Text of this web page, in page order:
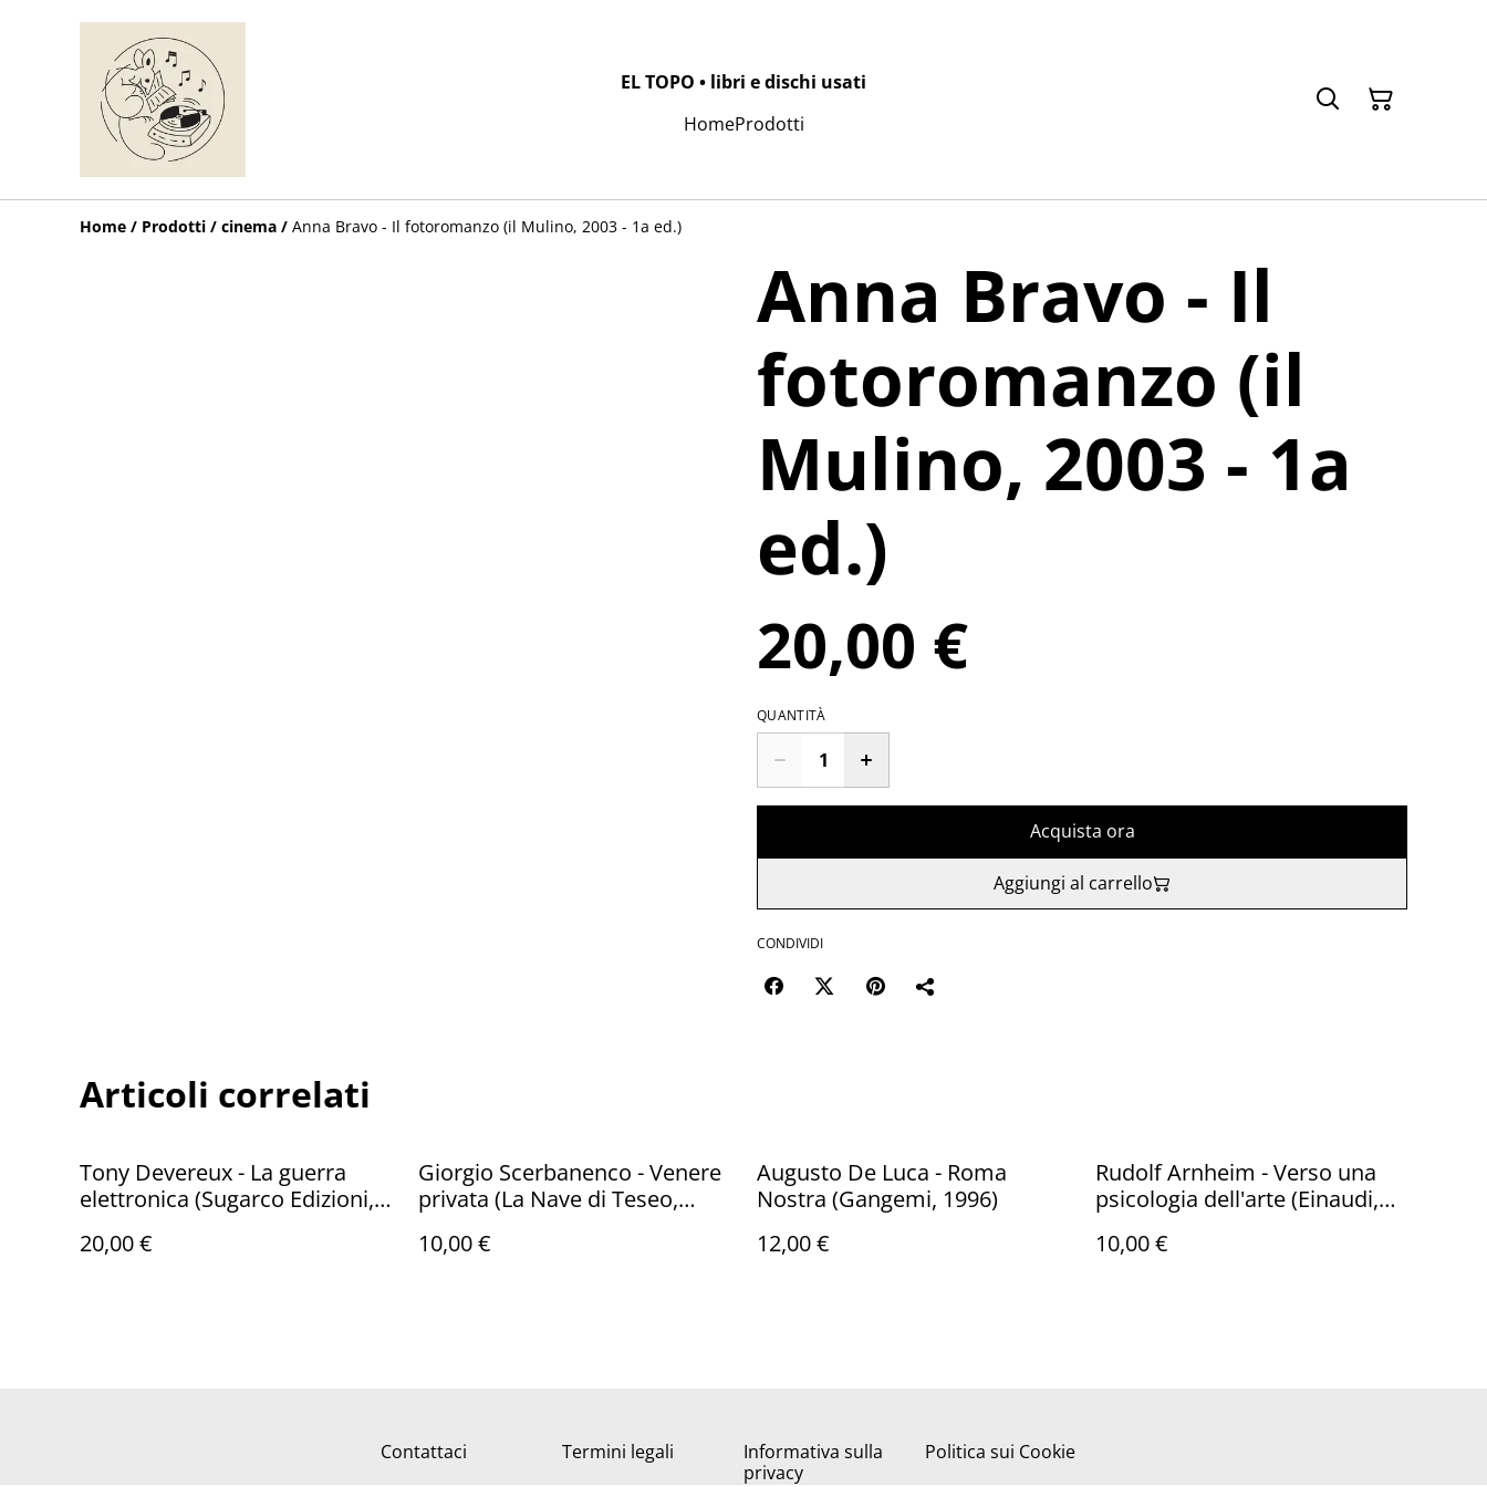
EL TOPO • libri e dischi usati
HomeProdotti
Home / Prodotti / cinema / Anna Bravo - Il fotoromanzo (il Mulino, 2003 - 1a ed.)
Anna Bravo - Il
fotoromanzo (il
Mulino, 2003 - 1a
ed.)
20,00 €
QUANTITÀ
Acquista ora
Aggiungi al carrello
CONDIVIDI
Articoli correlati
Tony Devereux - La guerra
elettronica (Sugarco Edizioni,
20,00 €
Giorgio Scerbanenco - Venere
privata (La Nave di Teseo,
10,00 €
Augusto De Luca - Roma
Nostra (Gangemi, 1996)
12,00 €
Rudolf Arnheim - Verso una
psicologia dell'arte (Einaudi,
10,00 €
Contattaci Termini legali
Informativa sulla
privacy
Politica sui Cookie